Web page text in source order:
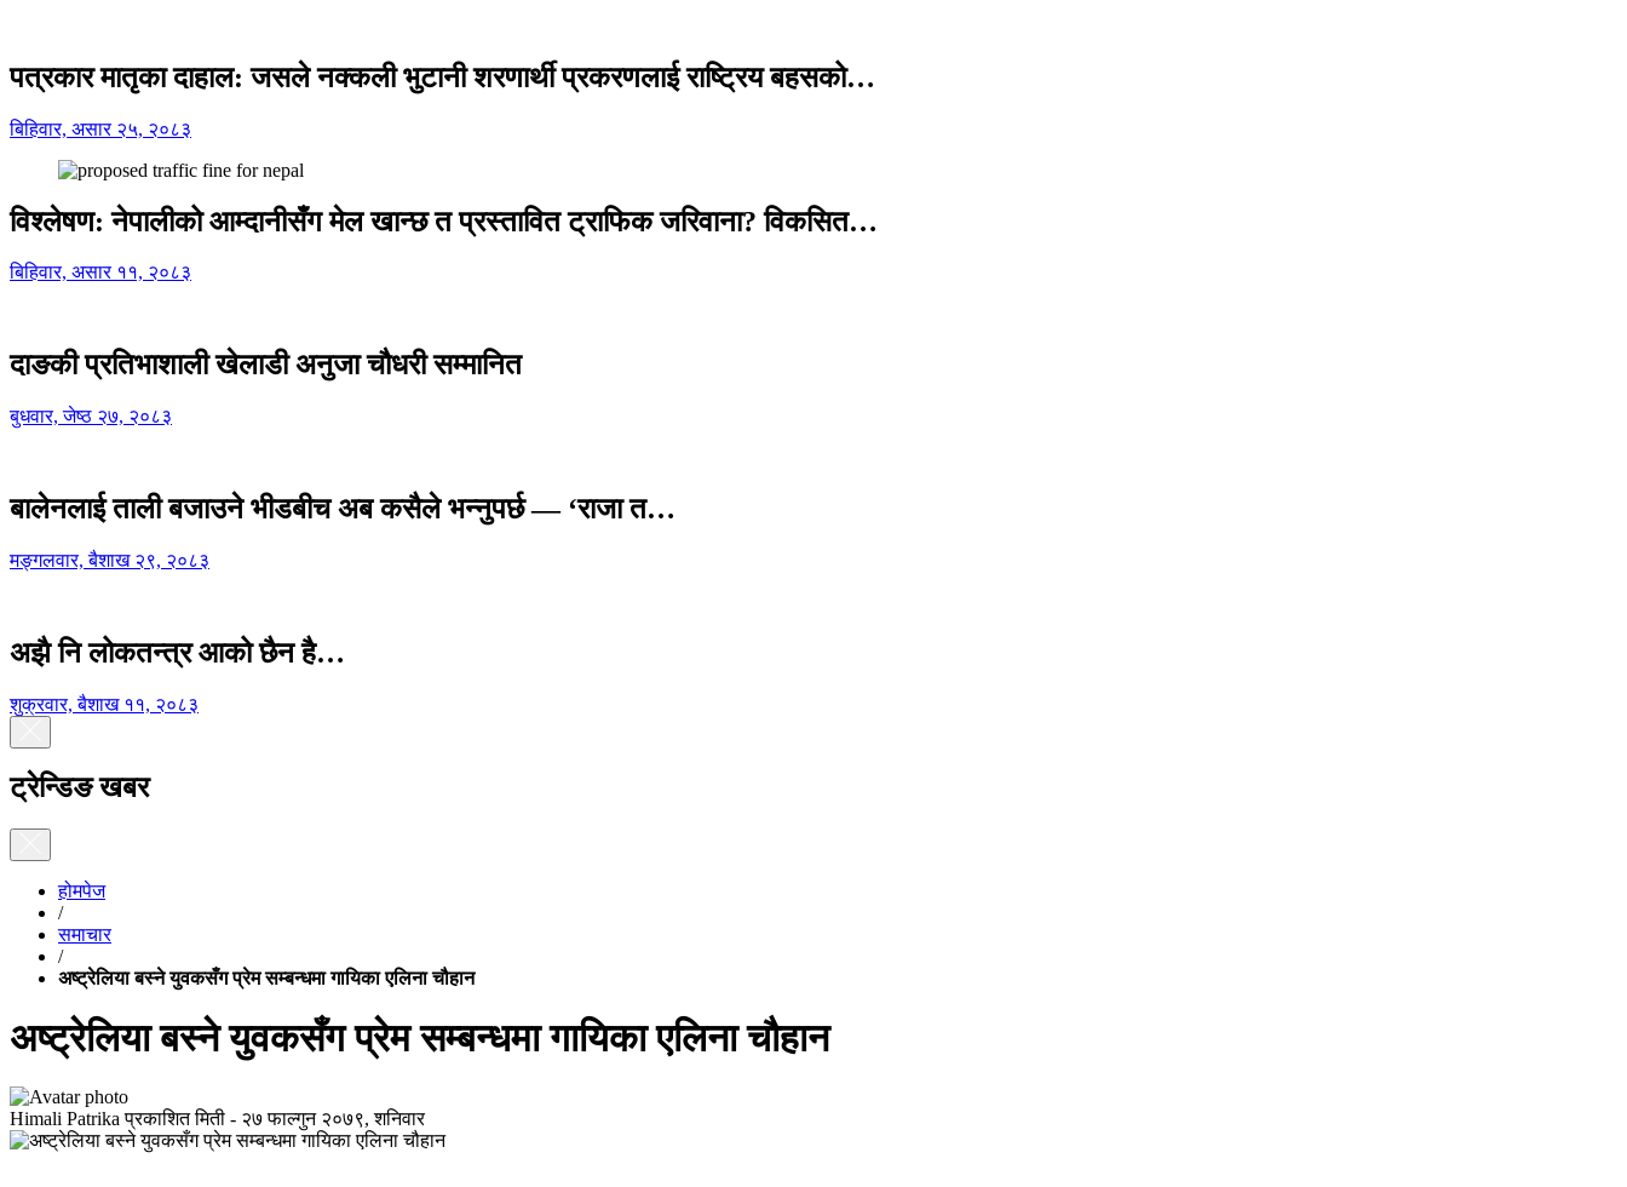
पत्रकार मातृका दाहाल: जसले नक्कली भुटानी शरणार्थी प्रकरणलाई राष्ट्रिय बहसको…
बिहिवार, असार २५, २०८३
विश्लेषण: नेपालीको आम्दानीसँग मेल खान्छ त प्रस्तावित ट्राफिक जरिवाना? विकसित…
बिहिवार, असार ११, २०८३
दाङकी प्रतिभाशाली खेलाडी अनुजा चौधरी सम्मानित
बुधवार, जेष्ठ २७, २०८३
बालेनलाई ताली बजाउने भीडबीच अब कसैले भन्नुपर्छ — ‘राजा त…
मङ्गलवार, बैशाख २९, २०८३
अझै नि लोकतन्त्र आको छैन है…
शुक्रवार, बैशाख ११, २०८३
ट्रेन्डिङ खबर
होमपेज
/
समाचार
/
अष्ट्रेलिया बस्ने युवकसँग प्रेम सम्बन्धमा गायिका एलिना चौहान
अष्ट्रेलिया बस्ने युवकसँग प्रेम सम्बन्धमा गायिका एलिना चौहान
Himali Patrika प्रकाशित मिती - २७ फाल्गुन २०७९, शनिवार